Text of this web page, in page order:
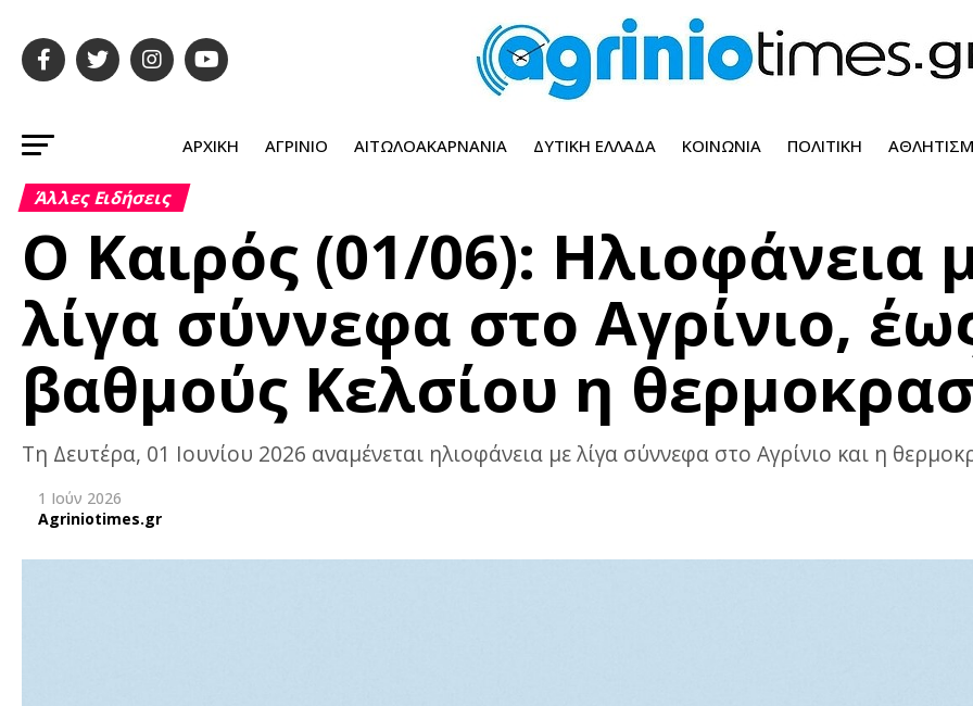
ΑΡΧΙΚΉ ΑΓΡΊΝΙΟ ΑΙΤΩΛΟΑΚΑΡΝΑΝΊΑ ΔΥΤΙΚΉ ΕΛΛΆΔΑ ΚΟΙΝΩΝΊΑ ΠΟΛΙΤΙΚΉ
Άλλες Ειδήσεις
Ο Καιρός (01/06): Ηλιοφάνεια
λίγα σύννεφα στο Αγρίνιο,
βαθμούς Κελσίου η
Τη Δευτέρα, 01 Ιουνίου 2026 αναμένεται ηλιοφάνεια με λίγα σύννεφα στο Αγρίνιο και η
1 Ιούν 2026
Agriniotimes.gr